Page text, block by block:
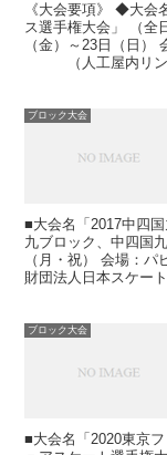
《大会要項》 ◆大会
ス選手権大会」 （全
（金）～23日（日）
（人工屋内リン
ブロック大会
■大会名「2017中四
九ブロック、中四国
（月・祝） 会場：
財団法人日本スケー
ブロック大会
■大会名「2020東京